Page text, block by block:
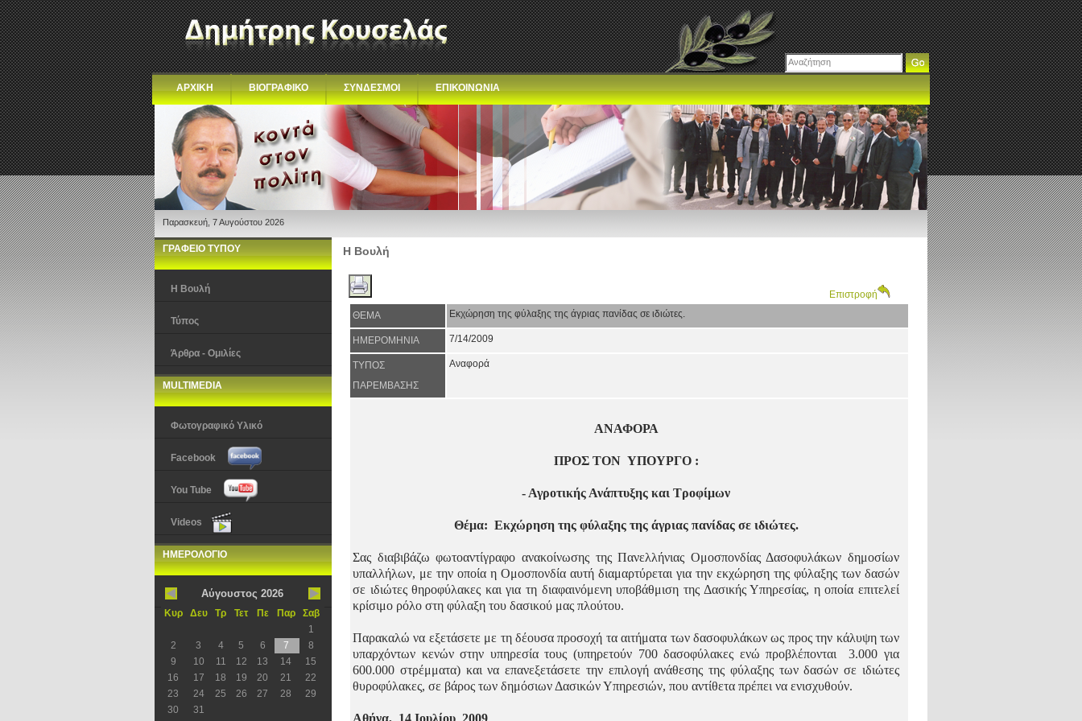
ΑΡΧΙΚΗ ΒΙΟΓΡΑΦΙΚΟ ΣΥΝΔΕΣΜΟΙ ΕΠΙΚΟΙΝΩΝΙΑ
Παρασκευή, 7 Αυγούστου 2026
ΓΡΑΦΕΙΟ ΤΥΠΟΥ
Η Βουλή
Τύπος
Άρθρα - Ομιλίες
MULTIMEDIA
Φωτογραφικό Υλικό
Facebook
You Tube
Videos
ΗΜΕΡΟΛΟΓΙΟ
Αύγουστος 2026
Κυρ Δευ Τρ Τετ Πε Παρ
Σαβ
1
2
3 4 5 6 7
8
9
10 11 12 13 14
15
16
17 18 19 20 21
22
23
24 25 26 27 28
29
30
31
Η Βουλή
Επιστροφή
ΘΕΜΑ
Εκχώρηση της φύλαξης της άγριας πανίδας σε ιδιώτες.
ΗΜΕΡΟΜΗΝΙΑ 7/14/2009
ΤΥΠΟΣ
ΠΑΡΕΜΒΑΣΗΣ
Αναφορά
ΑΝΑΦΟΡΑ
ΠΡΟΣ ΤOΝ ΥΠΟΥΡΓΟ :
- Αγροτικής Ανάπτυξης και Τροφίμων
Θέμα: Εκχώρηση της φύλαξης της άγριας πανίδας σε ιδιώτες.
Σας διαβιβάζω φωτοαντίγραφο ανακοίνωσης της Πανελλήνιας Ομοσπονδίας Δασοφυλάκων δημοσίων
υπαλλήλων, με την οποία η Ομοσπονδία αυτή διαμαρτύρεται για την εκχώρηση της φύλαξης των δασών
σε ιδιώτες θηροφύλακες και για τη διαφαινόμενη υποβάθμιση της Δασικής Υπηρεσίας, η οποία επιτελεί
κρίσιμο ρόλο στη φύλαξη του δασικού μας πλούτου.
Παρακαλώ να εξετάσετε με τη δέουσα προσοχή τα αιτήματα των δασοφυλάκων ως προς την κάλυψη των
υπαρχόντων κενών στην υπηρεσία τους (υπηρετούν 700 δασοφύλακες ενώ προβλέπονται
3.000 για
600.000 στρέμματα) και να επανεξετάσετε την επιλογή ανάθεσης της φύλαξης των δασών σε ιδιώτες
θυροφύλακες, σε βάρος των δημόσιων Δασικών Υπηρεσιών, που αντίθετα πρέπει να ενισχυθούν.
Αθήνα, 14 Ιουλίου 2009